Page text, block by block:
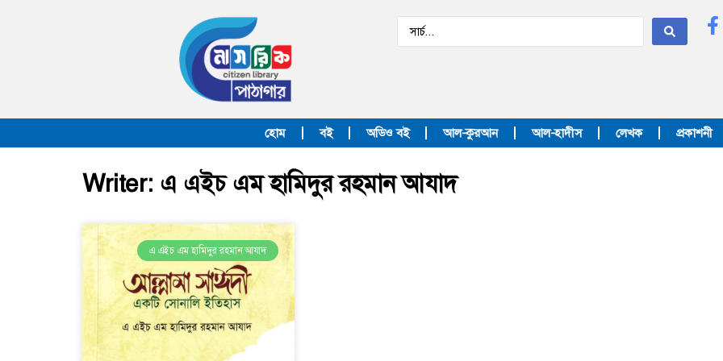
হোম বই অডিও বই আল-কুরআন আল-হাদীস লেখক প্রকাশনী
Writer: এ এইচ এম হামিদুর রহমান আযাদ
এ এইচ এম হামিদুর রহমান আযাদ